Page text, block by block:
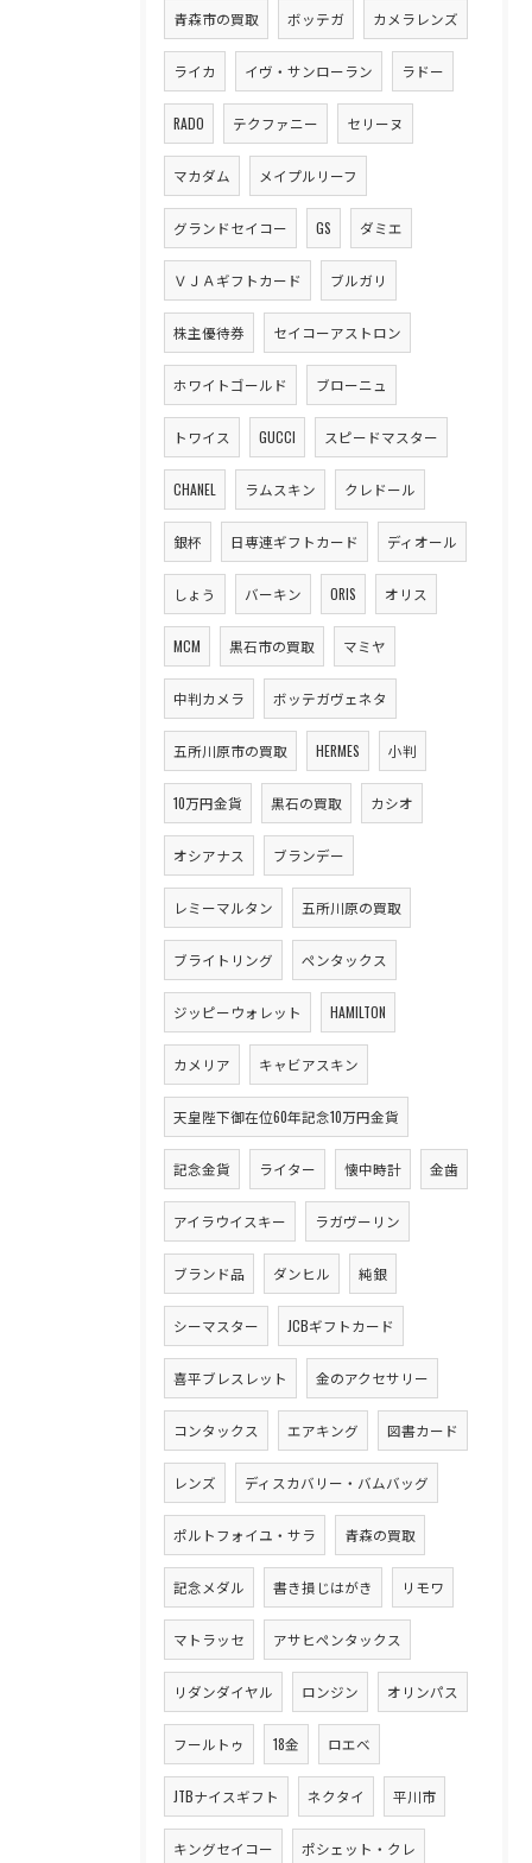
青森市の買取 ボッテガ カメラレンズ
ライカ イヴ・サンローラン ラドー
RADO テクファニー セリーヌ
マカダム メイプルリーフ
グランドセイコー GS ダミエ
ＶＪＡギフトカード ブルガリ
株主優待券 セイコーアストロン
ホワイトゴールド ブローニュ
トワイス GUCCI スピードマスター
CHANEL ラムスキン クレドール
銀杯 日専連ギフトカード ディオール
しょう バーキン ORIS オリス
MCM 黒石市の買取 マミヤ
中判カメラ ボッテガヴェネタ
五所川原市の買取 HERMES 小判
10万円金貨 黒石の買取 カシオ
オシアナス ブランデー
レミーマルタン 五所川原の買取
ブライトリング ペンタックス
ジッピーウォレット HAMILTON
カメリア キャビアスキン
天皇陛下御在位60年記念10万円金貨
記念金貨 ライター 懐中時計 金歯
アイラウイスキー ラガヴーリン
ブランド品 ダンヒル 純銀
シーマスター JCBギフトカード
喜平ブレスレット 金のアクセサリー
コンタックス エアキング 図書カード
レンズ ディスカバリー・バムバッグ
ポルトフォイユ・サラ 青森の買取
記念メダル 書き損じはがき リモワ
マトラッセ アサヒペンタックス
リダンダイヤル ロンジン オリンパス
フールトゥ 18金 ロエベ
JTBナイスギフト ネクタイ 平川市
キングセイコー ポシェット・クレ